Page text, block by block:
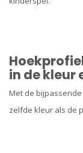
in de kleur
Met de bijpassende
zelfde kleur als de